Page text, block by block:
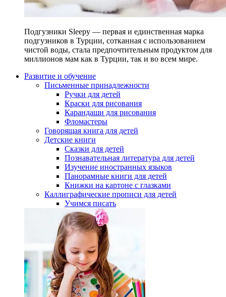
Подгузники Sleepy — первая и единственная марка
подгузников в Турции, сотканная с использованием
чистой воды, стала предпочтительным продуктом для
миллионов мам как в Турции, так и во всем мире.
Развитие и обучение
Письменные принадлежности
Ручки для детей
Краски для рисования
Карандаши для рисования
Фломастеры
Говорящая книга для детей
Детские книги
Сказки для детей
Познавательная литература для детей
Изучение иностранных языков
Панорамные книги для детей
Книжки на картоне с глазками
Каллиграфические прописи для детей
Учимся писать